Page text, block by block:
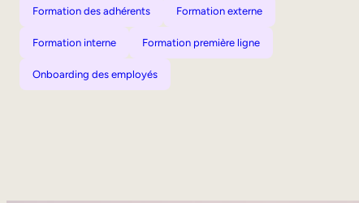
Formation des adhérents Formation externe
Formation interne Formation première ligne
Onboarding des employés